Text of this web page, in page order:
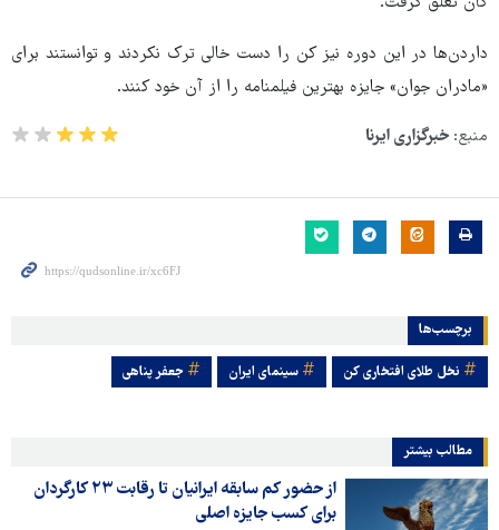
داردن‌ها در این دوره نیز کن را دست خالی ترک‌ نکردند و توانستند برای
«مادران جوان» جایزه بهترین فیلمنامه را از آن خود کنند.
منبع: خبرگزاری ایرنا
برچسب‌ها
نخل طلای افتخاری کن سینمای ایران جعفر پناهی
مطالب بیشتر
از حضور کم سابقه ایرانیان تا رقابت ۲۳ کارگردان
برای کسب جایزه اصلی